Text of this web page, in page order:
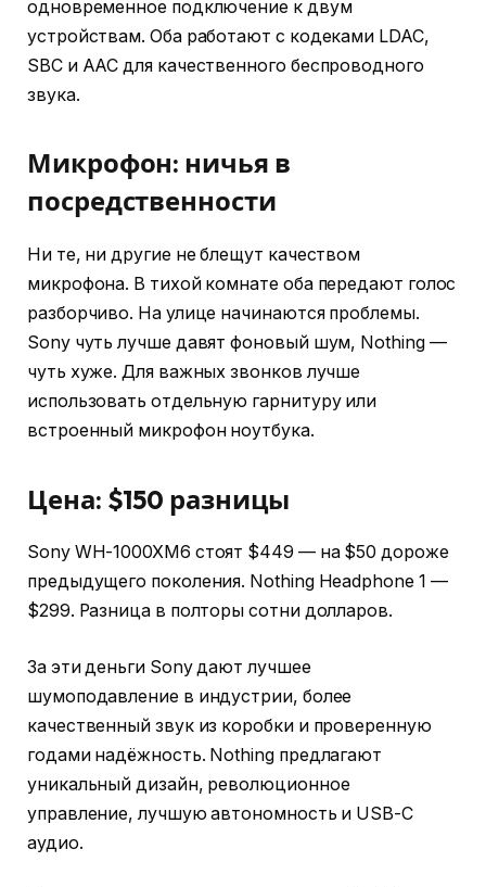
одновременное подключение к двум
устройствам. Оба работают с кодеками LDAC,
SBC и AAC для качественного беспроводного
звука.
Микрофон: ничья в
посредственности
Ни те, ни другие не блещут качеством
микрофона. В тихой комнате оба передают голос
разборчиво. На улице начинаются проблемы.
Sony чуть лучше давят фоновый шум, Nothing —
чуть хуже. Для важных звонков лучше
использовать отдельную гарнитуру или
встроенный микрофон ноутбука.
Цена: $150 разницы
Sony WH-1000XM6 стоят $449 — на $50 дороже
предыдущего поколения. Nothing Headphone 1 —
$299. Разница в полторы сотни долларов.
За эти деньги Sony дают лучшее
шумоподавление в индустрии, более
качественный звук из коробки и проверенную
годами надёжность. Nothing предлагают
уникальный дизайн, революционное
управление, лучшую автономность и USB-C
аудио.